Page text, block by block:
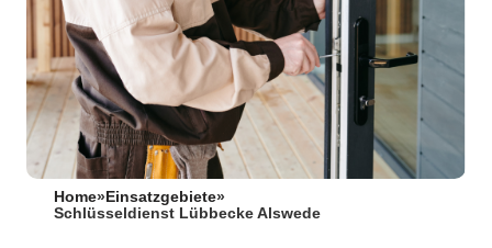
Home» Einsatzgebiete»
Schlüsseldienst Lübbecke Alswede